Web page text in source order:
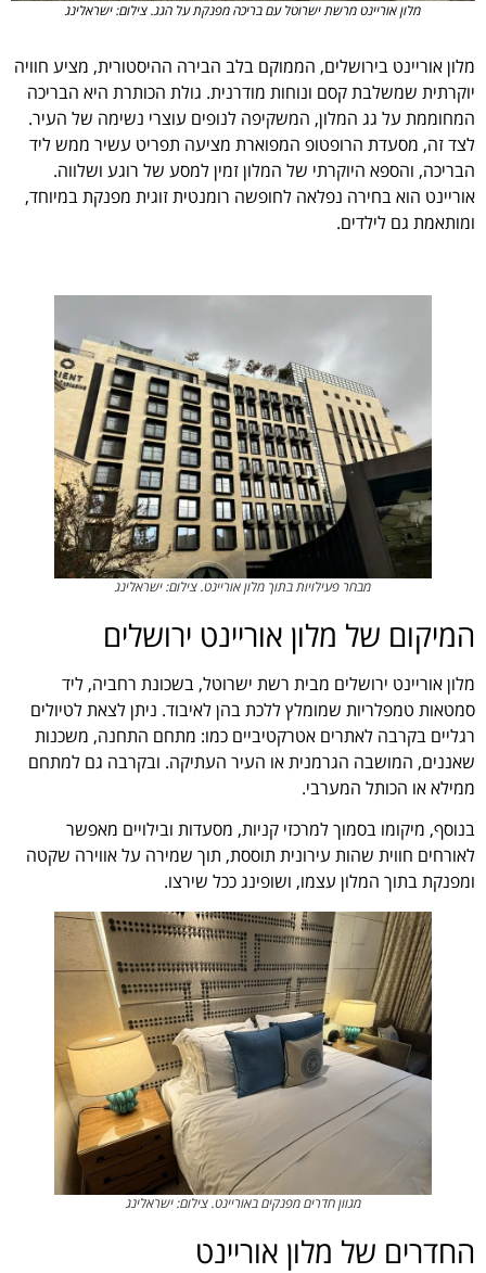
מלון אוריינט מרשת ישרוטל עם בריכה מפנקת על הגג. צילום: ישראלינג
מלון אוריינט בירושלים, הממוקם בלב הבירה ההיסטורית, מציע חוויה
יוקרתית שמשלבת קסם ונוחות מודרנית. גולת הכותרת היא הבריכה
המחוממת על גג המלון, המשקיפה לנופים עוצרי נשימה של העיר.
לצד זה, מסעדת הרופטופ המפוארת מציעה תפריט עשיר ממש ליד
הבריכה, והספא היוקרתי של המלון זמין למסע של רוגע ושלווה.
אוריינט הוא בחירה נפלאה לחופשה רומנטית זוגית מפנקת במיוחד,
ומותאמת גם לילדים.
מבחר פעילויות בתוך מלון אוריינט. צילום: ישראלינג
המיקום של מלון אוריינט ירושלים
מלון אוריינט ירושלים מבית רשת ישרוטל, בשכונת רחביה, ליד
סמטאות טמפלריות שמומלץ ללכת בהן לאיבוד. ניתן לצאת לטיולים
רגליים בקרבה לאתרים אטרקטיביים כמו: מתחם התחנה, משכנות
שאננים, המושבה הגרמנית או העיר העתיקה. ובקרבה גם למתחם
ממילא או הכותל המערבי.
בנוסף, מיקומו בסמוך למרכזי קניות, מסעדות ובילויים מאפשר
לאורחים חווית שהות עירונית תוססת, תוך שמירה על אווירה שקטה
ומפנקת בתוך המלון עצמו, ושופינג ככל שירצו.
מגוון חדרים מפנקים באוריינט. צילום: ישראלינג
החדרים של מלון אוריינט